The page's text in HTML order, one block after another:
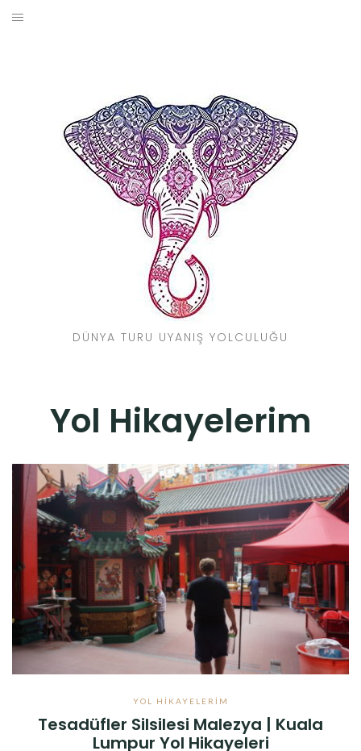
Skip
DÜNYA TURU UYANIŞ YOLCULUĞU
Yol Hikayelerim
YOL HIKAYELERIM
Tesadüfler Silsilesi Malezya | Kuala
Lumpur Yol Hikayeleri
SEYAHAT REHBERI